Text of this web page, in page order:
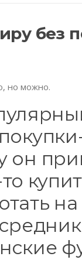
без
но можно.